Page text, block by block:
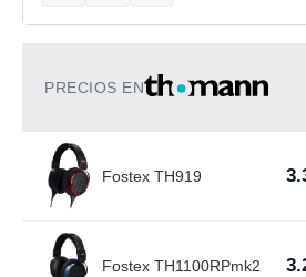
PRECIOS EN
Fostex TH919
Fostex TH1100RPmk2